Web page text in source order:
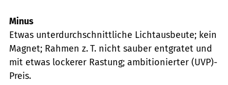
Minus
Etwas unterdurchschnittliche Lichtausbeute; kein
Magnet; Rahmen z. T. nicht sauber entgratet und
mit etwas lockerer Rastung; ambitionierter (UVP)-
Preis.